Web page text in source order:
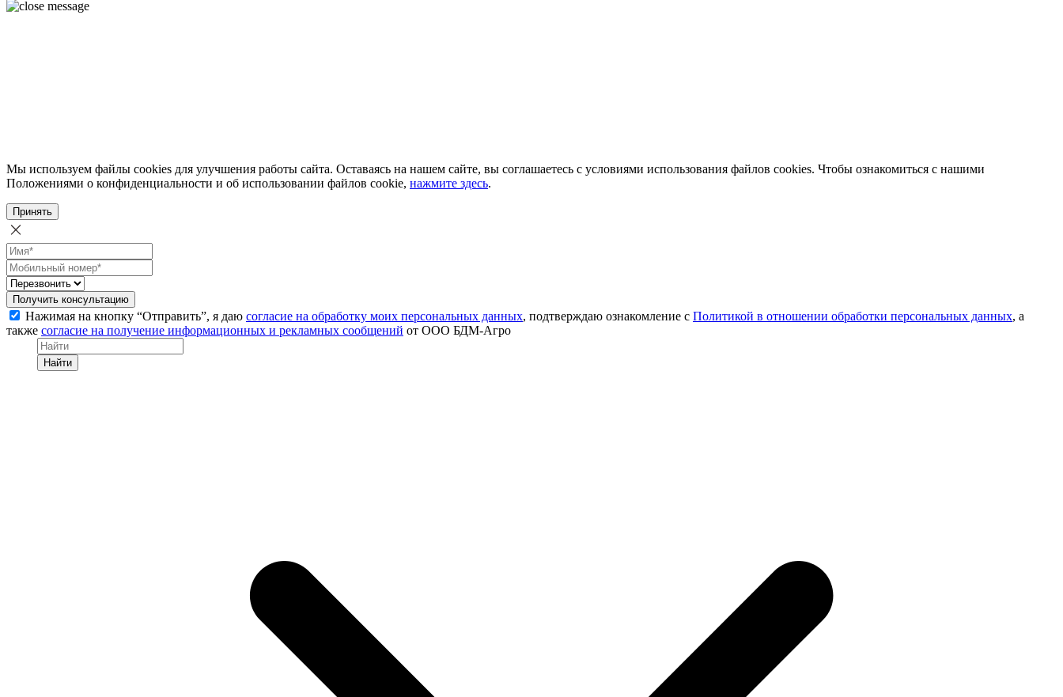
Мы используем файлы cookies для улучшения работы сайта. Оставаясь на нашем сайте, вы соглашаетесь с условиями использования файлов cookies. Чтобы ознакомиться с нашими
Положениями о конфиденциальности и об использовании файлов cookie, нажмите здесь.
Принять
Получить консультацию
Нажимая на кнопку “Отправить”, я даю согласие на обработку моих персональных данных, подтверждаю ознакомление с Политикой в отношении обработки персональных данных, а
также согласие на получение информационных и рекламных сообщений от ООО БДМ-Агро
Найти